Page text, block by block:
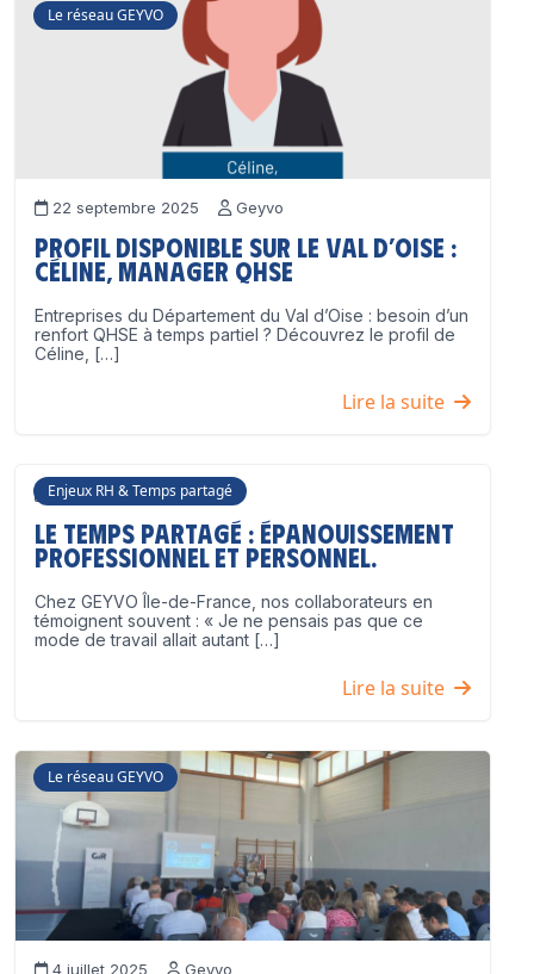
Le réseau GEYVO
22 septembre 2025 Geyvo
Profil disponible sur le Val d’Oise :
Céline, Manager QHSE
Entreprises du Département du Val d’Oise : besoin d’un
renfort QHSE à temps partiel ? Découvrez le profil de
Céline, […]
Lire la suite
Enjeux RH & Temps partagé
17 juillet 2025 Geyvo
Le temps partagé : épanouissement
professionnel ET personnel.
Chez GEYVO Île-de-France, nos collaborateurs en
témoignent souvent : « Je ne pensais pas que ce
mode de travail allait autant […]
Lire la suite
Le réseau GEYVO
4 juillet 2025 Geyvo